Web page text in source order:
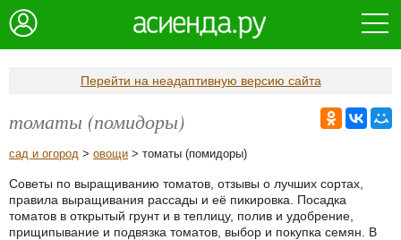
Перейти на неадаптивную версию сайта
томаты (помидоры)
сад и огород > овощи > томаты (помидоры)
Советы по выращиванию томатов, отзывы о лучших сортах,
правила выращивания рассады и её пикировка. Посадка
томатов в открытый грунт и в теплицу, полив и удобрение,
прищипывание и подвязка томатов, выбор и покупка семян. В